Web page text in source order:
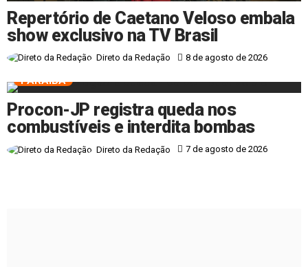
Repertório de Caetano Veloso embala
show exclusivo na TV Brasil
Direto da Redação 8 de agosto de 2026
PARAÍBA
Procon-JP registra queda nos
combustíveis e interdita bombas
Direto da Redação 7 de agosto de 2026